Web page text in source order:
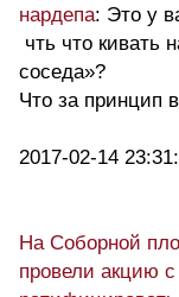
нардепа: Это у
чть что кивать
соседа»?
Что за принцип
2017-02-14
На Соборной
провели акцию